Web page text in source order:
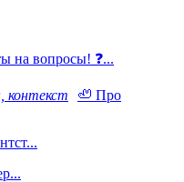
на вопросы! ❓...
🦥 Про